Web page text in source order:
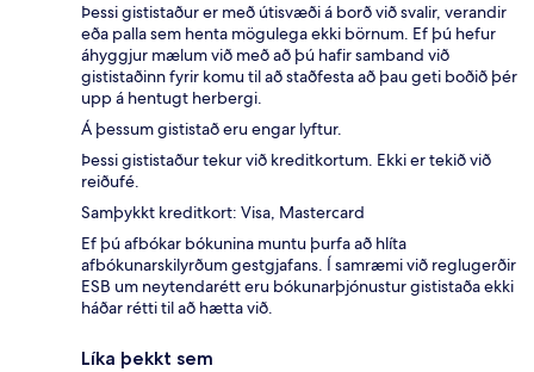
Þessi gististaður er með útisvæði á borð við svalir, verandir
eða palla sem henta mögulega ekki börnum. Ef þú hefur
áhyggjur mælum við með að þú hafir samband við
gististaðinn fyrir komu til að staðfesta að þau geti boðið þér
upp á hentugt herbergi.
Á þessum gististað eru engar lyftur.
Þessi gististaður tekur við kreditkortum. Ekki er tekið við
reiðufé.
Samþykkt kreditkort: Visa, Mastercard
Ef þú afbókar bókunina muntu þurfa að hlíta
afbókunarskilyrðum gestgjafans. Í samræmi við reglugerðir
ESB um neytendarétt eru bókunarþjónustur gististaða ekki
háðar rétti til að hætta við.
Líka þekkt sem